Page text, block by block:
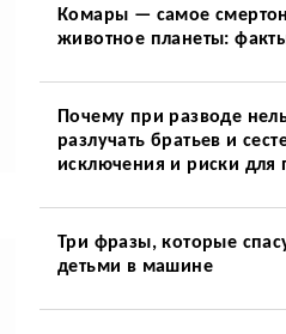
Комары — самое
животное планеты:
Почему при разводе
разлучать братьев и
исключения и риски для
Три фразы, которые
детьми в машине